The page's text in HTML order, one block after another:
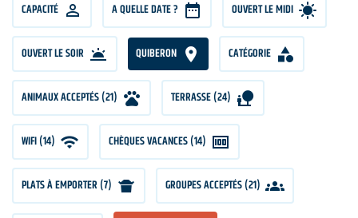
CAPACITÉ
CAPACITÉ A QUELLE DATE ? OUVERT LE MIDI
OUVERT LE SOIR QUIBERON CATÉGORIE
ANIMAUX ACCEPTÉS (21) TERRASSE (24)
WIFI (14) CHÈQUES VACANCES (14)
PLATS À EMPORTER (7) GROUPES ACCEPTÉS (21)